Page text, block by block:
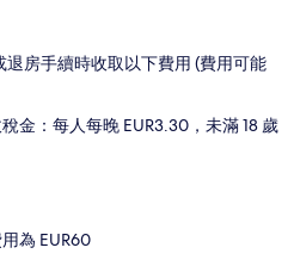
房手續時收取以下費用 (費用可能
金：每人每晚 EUR3.30，未滿 18 歲
用為 EUR60